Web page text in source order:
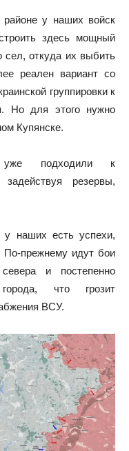
у наших войск
здесь мощный
сел, откуда их выбить
реален вариант со
группировки к
Но для этого нужно
Купянске.
уже подходили к
резервы,
наших есть успехи,
По-прежнему идут бои
и постепенно
что грозит
ВСУ.